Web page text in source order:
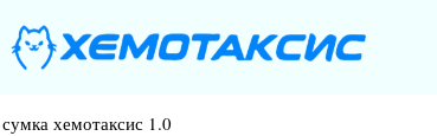
хемотаксис 1.0